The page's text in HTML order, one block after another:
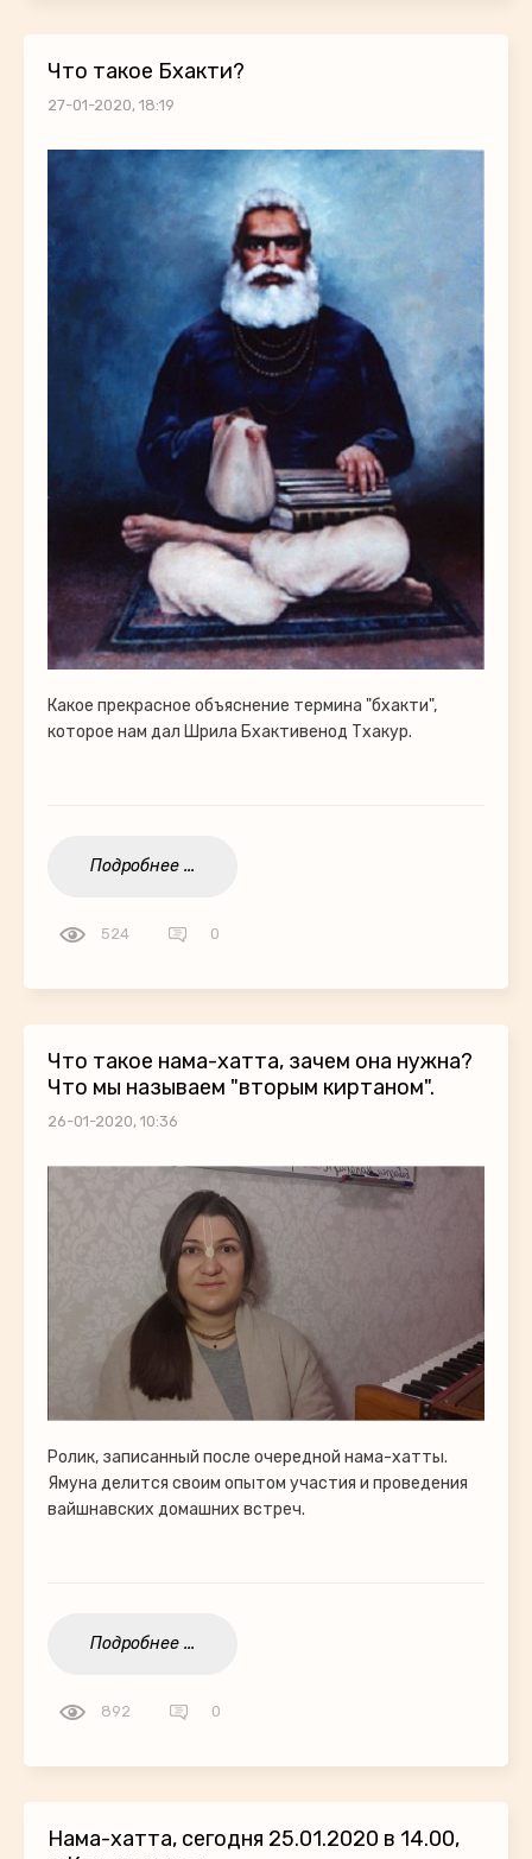
Что такое Бхакти?
27-01-2020, 18:19
Какое прекрасное объяснение термина "бхакти",
которое нам дал Шрила Бхактивенод Тхакур.
Подробнее ...
524 0
Что такое нама-хатта, зачем она нужна?
Что мы называем "вторым киртаном".
26-01-2020, 10:36
Ролик, записанный после очередной нама-хатты.
Ямуна делится своим опытом участия и проведения
вайшнавских домашних встреч.
Подробнее ...
892 0
Нама-хатта, сегодня 25.01.2020 в 14.00,